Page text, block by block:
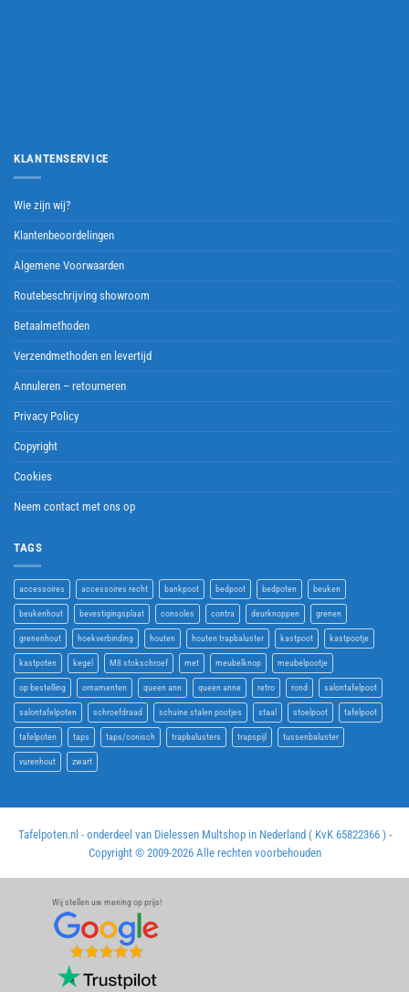
KLANTENSERVICE
Wie zijn wij?
Klantenbeoordelingen
Algemene Voorwaarden
Routebeschrijving showroom
Betaalmethoden
Verzendmethoden en levertijd
Annuleren – retourneren
Privacy Policy
Copyright
Cookies
Neem contact met ons op
TAGS
accessoires accessoires recht bankpoot bedpoot bedpoten beuken
beukenhout bevestigingsplaat consoles contra deurknoppen grenen
grenenhout hoekverbinding houten houten trapbaluster kastpoot kastpootje
kastpoten kegel M8 stokschroef met meubelknop meubelpootje
op bestelling ornamenten queen ann queen anne retro rond salontafelpoot
salontafelpoten schroefdraad schuine stalen pootjes staal stoelpoot tafelpoot
tafelpoten taps taps/conisch trapbalusters trapspijl tussenbaluster
vurenhout zwart
Tafelpoten.nl - onderdeel van Dielessen Multshop in Nederland ( KvK 65822366 ) -
Copyright © 2009-2026 Alle rechten voorbehouden
Wij stellen uw mening op prijs!